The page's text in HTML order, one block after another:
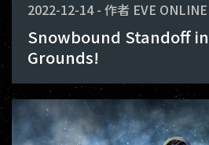
2022-12-14 - 作者 EVE
Snowbound Standoff
Grounds!